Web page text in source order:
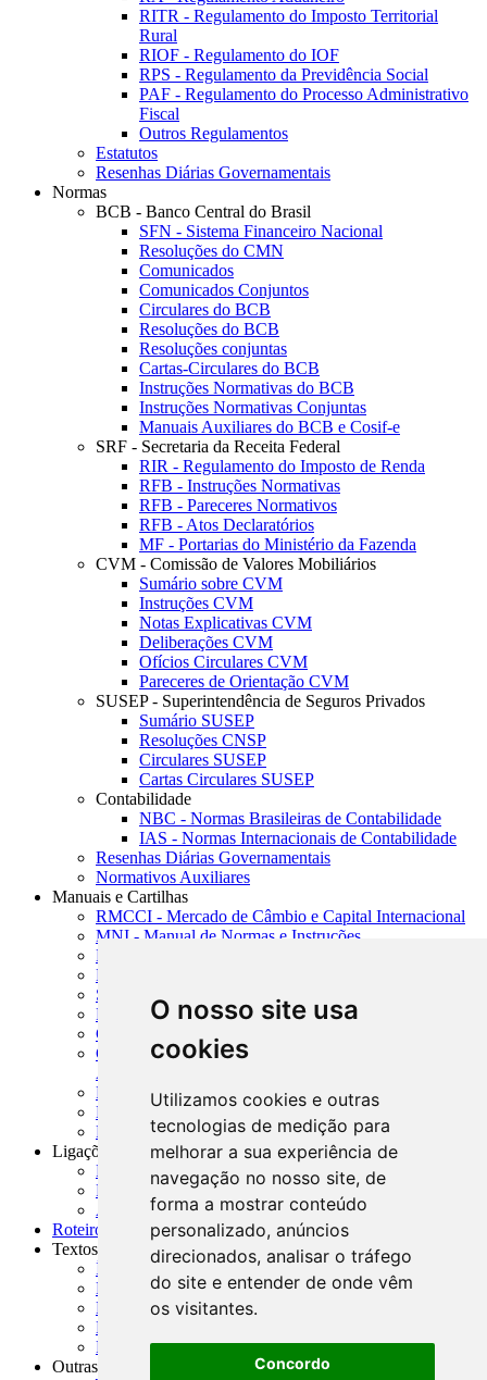
O nosso site usa
cookies
Utilizamos cookies e outras
tecnologias de medição para
melhorar a sua experiência de
navegação no nosso site, de
forma a mostrar conteúdo
personalizado, anúncios
direcionados, analisar o tráfego
do site e entender de onde vêm
os visitantes.
Concordo
RITR - Regulamento do Imposto Territorial
Rural
RIOF - Regulamento do IOF
RPS - Regulamento da Previdência Social
PAF - Regulamento do Processo Administrativo
Fiscal
Outros Regulamentos
Estatutos
Resenhas Diárias Governamentais
Normas
BCB - Banco Central do Brasil
SFN - Sistema Financeiro Nacional
Resoluções do CMN
Comunicados
Comunicados Conjuntos
Circulares do BCB
Resoluções do BCB
Resoluções conjuntas
Cartas-Circulares do BCB
Instruções Normativas do BCB
Instruções Normativas Conjuntas
Manuais Auxiliares do BCB e Cosif-e
SRF - Secretaria da Receita Federal
RIR - Regulamento do Imposto de Renda
RFB - Instruções Normativas
RFB - Pareceres Normativos
RFB - Atos Declaratórios
MF - Portarias do Ministério da Fazenda
CVM - Comissão de Valores Mobiliários
Sumário sobre CVM
Instruções CVM
Notas Explicativas CVM
Deliberações CVM
Ofícios Circulares CVM
Pareceres de Orientação CVM
SUSEP - Superintendência de Seguros Privados
Sumário SUSEP
Resoluções CNSP
Circulares SUSEP
Cartas Circulares SUSEP
Contabilidade
NBC - Normas Brasileiras de Contabilidade
IAS - Normas Internacionais de Contabilidade
Resenhas Diárias Governamentais
Normativos Auxiliares
Manuais e Cartilhas
RMCCI - Mercado de Câmbio e Capital Internacional
MNI - Manual de Normas e Instruções
MTVM - Manual de Títulos e Valores Mobiliários
MCR - Manual de Crédito Rural
SISORF - Manual de Organização do SFN
MASUP - Manual de Supervisão Bancária
CADOC - Catálogo de Documentos
CNAE-CONCLA - Classificação Nacional de
Atividades Econômicas
PMF - Cartilhas do BCB
Manuais Auxiliares do BCB e Cosif-e
Resenhas Diárias Governamentais
Ligações Externas
Links Úteis
Presidência da República
Agências Nacionais Reguladoras
Roteiros para Estudos
Textos
Índice de Textos
Editorial
Monografias
Na Imprensa
Fórum de Discussão
Outras ferramentas